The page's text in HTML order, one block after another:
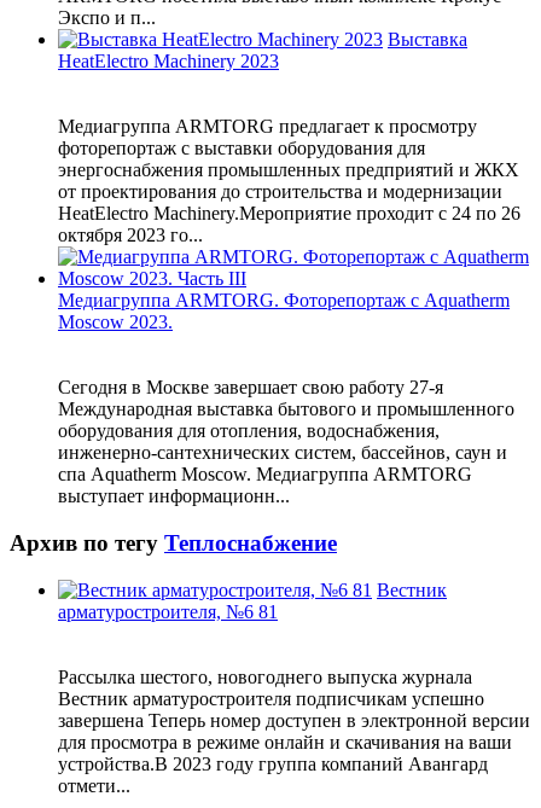
Экспо и п...
Выставка
HeatElectro Machinery 2023
Медиагруппа ARMTORG предлагает к просмотру
фоторепортаж с выставки оборудования для
энергоснабжения промышленных предприятий и ЖКХ
от проектирования до строительства и модернизации
HeatElectro Machinery.Мероприятие проходит с 24 по 26
октября 2023 го...
Медиагруппа ARMTORG. Фоторепортаж с Aquatherm
Moscow 2023.
Сегодня в Москве завершает свою работу 27-я
Международная выставка бытового и промышленного
оборудования для отопления, водоснабжения,
инженерно-сантехнических систем, бассейнов, саун и
спа Aquatherm Moscow. Медиагруппа ARMTORG
выступает информационн...
Архив по тегу Теплоснабжение
Вестник
арматуростроителя, №6 81
Рассылка шестого, новогоднего выпуска журнала
Вестник арматуростроителя подписчикам успешно
завершена Теперь номер доступен в электронной версии
для просмотра в режиме онлайн и скачивания на ваши
устройства.В 2023 году группа компаний Авангард
отмети...